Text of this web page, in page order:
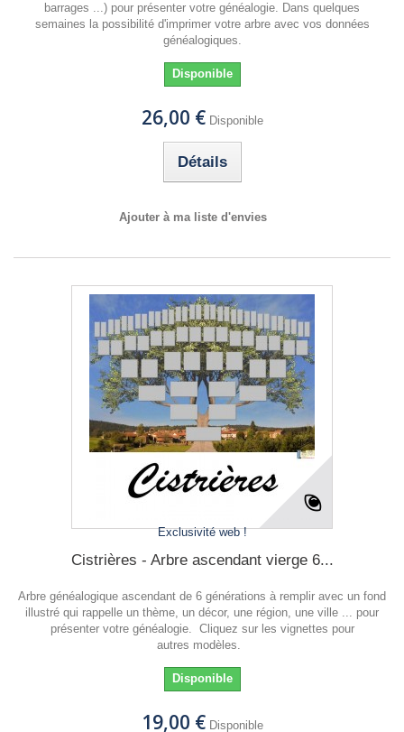
barrages ...) pour présenter votre généalogie. Dans quelques
semaines la possibilité d'imprimer votre arbre avec vos données
généalogiques.
Disponible
26,00 € Disponible
Détails
Ajouter à ma liste d'envies
Exclusivité web !
Cistrières - Arbre ascendant vierge 6...
Arbre généalogique ascendant de 6 générations à remplir avec un fond
illustré qui rappelle un thème, un décor, une région, une ville ... pour
présenter votre généalogie. Cliquez sur les vignettes pour
autres modèles.
Disponible
19,00 € Disponible